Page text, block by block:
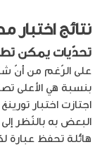
نتائج
تحدّيات يمكن
على الرّغم من أنّ شات جي
اجتازت اختبار
البعض به بالنّظر
هائلة تحفظ عبارة